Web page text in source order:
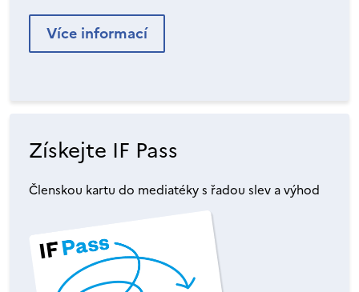
Více informací
Získejte IF Pass
Členskou kartu do mediatéky s řadou slev a výhod